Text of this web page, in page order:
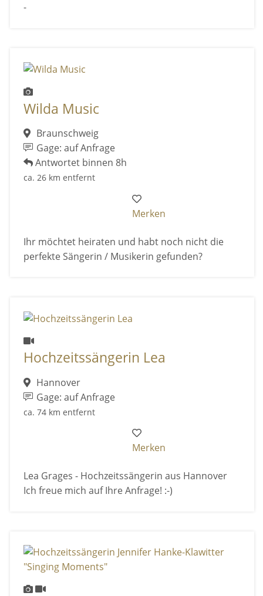
-
Wilda Music
Braunschweig
Gage: auf Anfrage
Antwortet binnen 8h
ca. 26 km entfernt
Merken
Ihr möchtet heiraten und habt noch nicht die
perfekte Sängerin / Musikerin gefunden?
Hochzeitssängerin Lea
Hannover
Gage: auf Anfrage
ca. 74 km entfernt
Merken
Lea Grages - Hochzeitssängerin aus Hannover
Ich freue mich auf Ihre Anfrage! :-)